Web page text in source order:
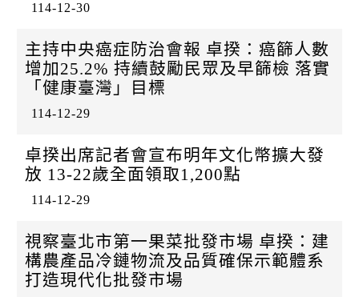
114-12-30
主持中央癌症防治會報 卓揆：癌篩人數
增加25.2% 持續鼓勵民眾及早篩檢 落實
「健康臺灣」目標
114-12-29
卓揆出席記者會宣布明年文化幣擴大發
放 13-22歲全面領取1,200點
114-12-29
視察臺北市第一果菜批發市場 卓揆：建
構農產品冷鏈物流及品質確保示範體系
打造現代化批發市場